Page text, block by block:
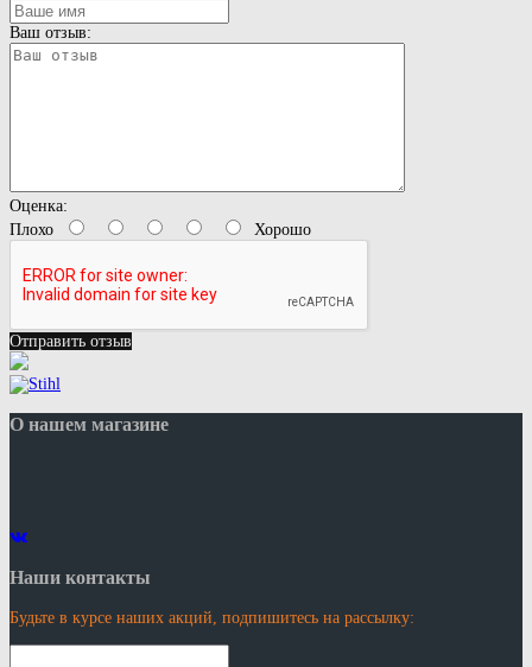
Ваш отзыв:
Оценка:
Плохо
Хорошо
Отправить отзыв
О нашем магазине
Наши контакты
Будьте в курсе наших акций, подпишитесь на рассылку: